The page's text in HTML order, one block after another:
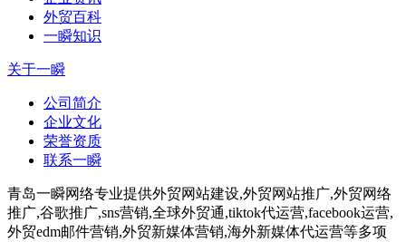
外贸百科
一瞬知识
关于一瞬
公司简介
企业文化
荣誉资质
联系一瞬
青岛一瞬网络专业提供外贸网站建设,外贸网站推广,外贸网络
推广,谷歌推广,sns营销,全球外贸通,tiktok代运营,facebook运营,
外贸edm邮件营销,外贸新媒体营销,海外新媒体代运营等多项